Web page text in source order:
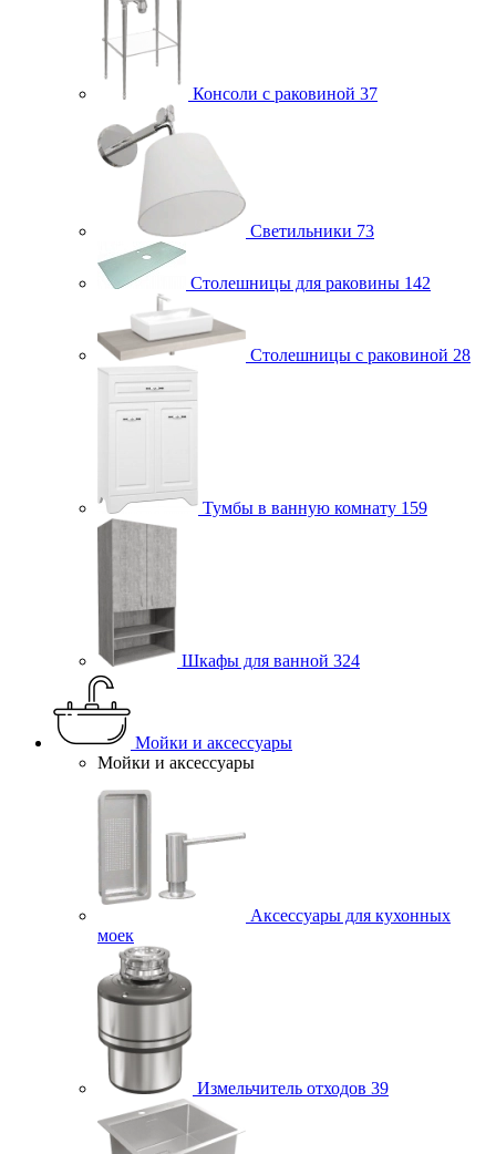
Консоли с раковиной 37
Светильники 73
Столешницы для раковины 142
Столешницы с раковиной 28
Тумбы в ванную комнату 159
Шкафы для ванной 324
Мойки и аксессуары
Мойки и аксессуары
Аксессуары для кухонных
моек
Измельчитель отходов 39